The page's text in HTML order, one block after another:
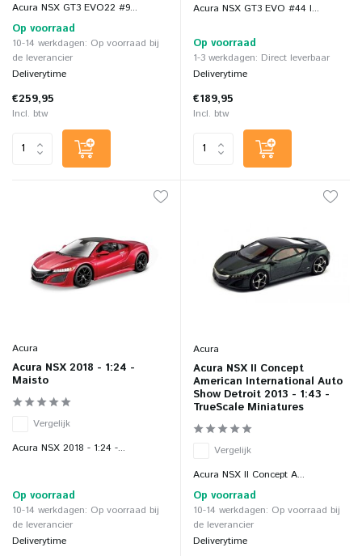
Acura NSX GT3 EVO22 #9...
Op voorraad
10-14 werkdagen: Op voorraad bij
de leverancier
Deliverytime
€259,95
Incl. btw
Acura NSX GT3 EVO #44 I...
Op voorraad
1-3 werkdagen: Direct leverbaar
Deliverytime
€189,95
Incl. btw
Acura
Acura NSX 2018 - 1:24 -
Maisto
Vergelijk
Acura NSX 2018 - 1:24 -...
Op voorraad
10-14 werkdagen: Op voorraad bij
de leverancier
Deliverytime
Acura
Acura NSX II Concept
American International Auto
Show Detroit 2013 - 1:43 -
TrueScale Miniatures
Vergelijk
Acura NSX II Concept A...
Op voorraad
10-14 werkdagen: Op voorraad bij
de leverancier
Deliverytime